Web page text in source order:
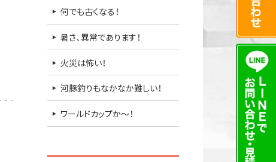
何でも古くなる！
暑さ、異常であります！
火災は怖い！
河豚釣りもなかなか難しい！
ワールドカップか～！